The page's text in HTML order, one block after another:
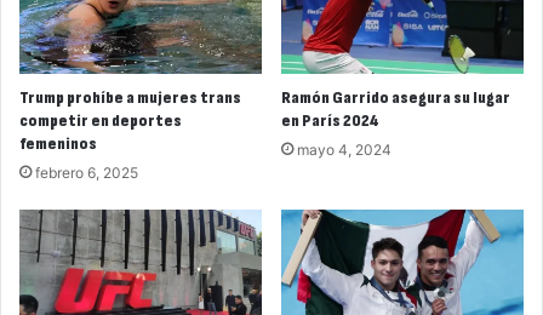
Trump prohíbe a mujeres trans
competir en deportes
femeninos
febrero 6, 2025
Ramón Garrido asegura su lugar
en París 2024
mayo 4, 2024